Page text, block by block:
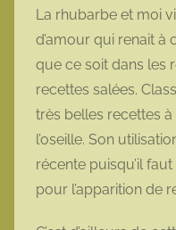
o
t
e
La rhubarbe et moi
d’amour qui renait à
que ce soit dans les
recettes salées.
très belles recettes
l’oseille. Son
récente puisqu’il
pour l’apparition de